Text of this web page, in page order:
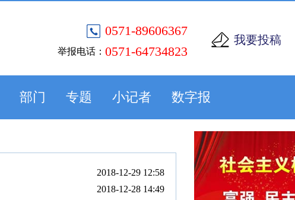
0571-89606367
举报电话： 0571-64734823
我要投稿
部门 专题 小记者 数字报
2018-12-29 12:58
2018-12-28 14:49